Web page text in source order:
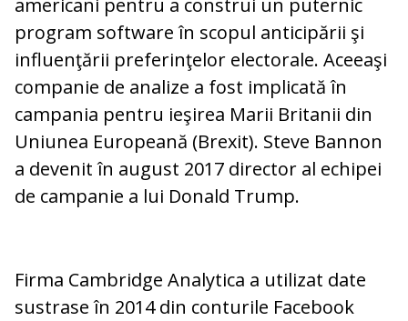
americani pentru a construi un puternic
program software în scopul anticipării şi
influenţării preferinţelor electorale. Aceeaşi
companie de analize a fost implicată în
campania pentru ieşirea Marii Britanii din
Uniunea Europeană (Brexit). Steve Bannon
a devenit în august 2017 director al echipei
de campanie a lui Donald Trump.
Firma Cambridge Analytica a utilizat date
sustrase în 2014 din conturile Facebook